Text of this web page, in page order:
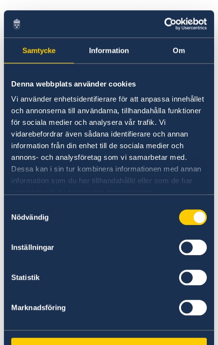
Samtycke Information Om
Denna webbplats använder cookies
Vi använder enhetsidentifierare för att anpassa innehållet
och annonserna till användarna, tillhandahålla funktioner
för sociala medier och analysera vår trafik. Vi
vidarebefordrar även sådana identifierare och annan
information från din enhet till de sociala medier och
annons- och analysföretag som vi samarbetar med.
Dessa kan i sin tur kombinera informationen med annan
information som du har tillhandahållit eller som de har
Nödvändig
Inställningar
Statistik
Marknadsföring
Socialförsäkringsminister Annika Strandhäll
leder den svenska delegationen som även
inkluderar statssekreterare Eva Svedling vid
miljödepartementet och kabinettsekreterare
svenska delegationen ingår även
representanter från myndigheter, näringslivet,
civilsamhället och akademin. Sverige har även
en särskild ungdomsrepresentant med i
delegationen.
Den uppsättning mål som särskilt granskas vid
forumet 2019 är:
Mål 4 - God utbildning för alla
,
Mål 8 - Anständiga arbetsvillkor och ekonomisk
tillväxt
Mål 10 - Minskad ojämlikhet,
Mål 16 - Fredliga och inkluderande samhällen
Klicka på länkarna för mer information om
granskas i år.